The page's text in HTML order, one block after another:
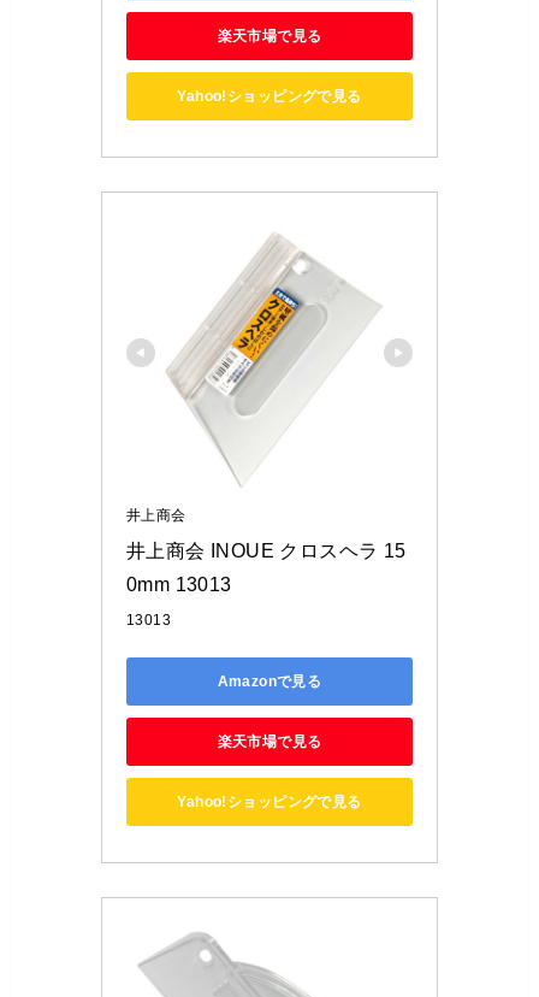
楽天市場で見る
Yahoo!ショッピングで見る
井上商会
井上商会 INOUE クロスヘラ 15
0mm 13013
13013
Amazonで見る
楽天市場で見る
Yahoo!ショッピングで見る